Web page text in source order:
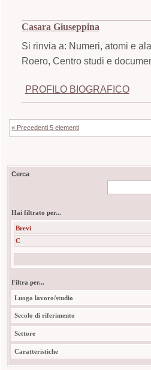
Casara Giuseppina
Si rinvia a: Numeri, atomi e
Roero, Centro studi e
PROFILO BIOGRAFICO
« Precedenti 5 elementi
Cerca
Hai filtrato per...
Brevi
C
Filtra per...
Luogo lavoro/studio
Secolo di riferimento
Settore
Caratteristiche